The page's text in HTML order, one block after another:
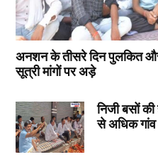
अनशन के तीसरे दिन पुलकित
सूत्री मांगों पर अड़े
निजी बसों
से अधिक गांव